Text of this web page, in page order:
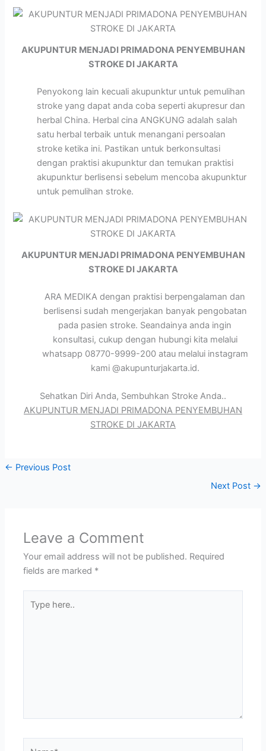
AKUPUNTUR MENJADI PRIMADONA PENYEMBUHAN
STROKE DI JAKARTA
Penyokong lain kecuali akupunktur untuk pemulihan
stroke yang dapat anda coba seperti akupresur dan
herbal China. Herbal cina ANGKUNG adalah salah
satu herbal terbaik untuk menangani persoalan
stroke ketika ini. Pastikan untuk berkonsultasi
dengan praktisi akupunktur dan temukan praktisi
akupunktur berlisensi sebelum mencoba akupunktur
untuk pemulihan stroke.
AKUPUNTUR MENJADI PRIMADONA PENYEMBUHAN
STROKE DI JAKARTA
ARA MEDIKA dengan praktisi berpengalaman dan
berlisensi sudah mengerjakan banyak pengobatan
pada pasien stroke. Seandainya anda ingin
konsultasi, cukup dengan hubungi kita melalui
whatsapp 08770-9999-200 atau melalui instagram
kami @akupunturjakarta.id.
Sehatkan Diri Anda, Sembuhkan Stroke Anda..
AKUPUNTUR MENJADI PRIMADONA PENYEMBUHAN
STROKE DI JAKARTA
← Previous Post
Next Post →
Leave a Comment
Your email address will not be published. Required
fields are marked *
here..